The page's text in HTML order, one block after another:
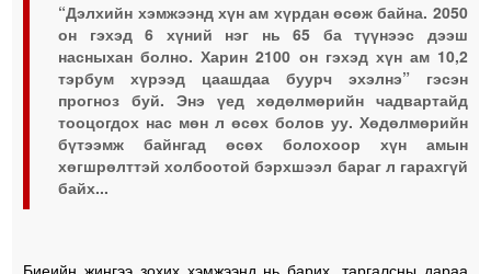
“Дэлхийн хэмжээнд хүн ам хүрдан өсөж байна. 2050
он гэхэд 6 хүний нэг нь 65 ба түүнээс дээш
насныхан болно. Харин 2100 он гэхэд хүн ам 10,2
тэрбум хүрээд цаашдаа буурч эхэлнэ” гэсэн
прогноз буй. Энэ үед хөдөлмөрийн чадвартайд
тооцогдох нас мөн л өсөх болов уу. Хөдөлмөрийн
бүтээмж байнгад өсөх болохоор хүн амын
хөгшрөлттэй холбоотой бэрхшээл бараг л гарахгүй
байх...